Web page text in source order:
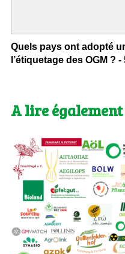
Quels pays ont adopté
l’étiquetage des OGM ?
A lire également